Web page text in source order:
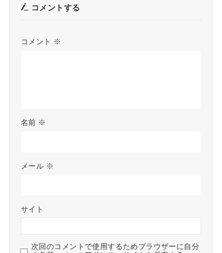
コメントする
コメント ※
名前 ※
メール ※
サイト
次回のコメントで使用するためブラウザーに自分